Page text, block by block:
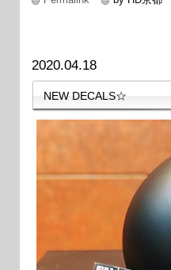
2020.04.18
NEW DECALS☆